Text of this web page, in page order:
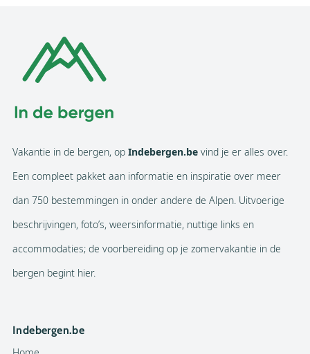
Vakantie in de bergen, op Indebergen.be vind je er alles over.
Een compleet pakket aan informatie en inspiratie over meer
dan 750 bestemmingen in onder andere de Alpen. Uitvoerige
beschrijvingen, foto’s, weersinformatie, nuttige links en
accommodaties; de voorbereiding op je zomervakantie in de
bergen begint hier.
Indebergen.be